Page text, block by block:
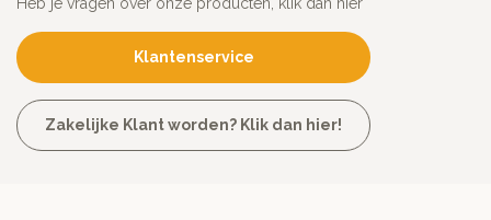
Heb je vragen over onze producten, klik dan hier
Klantenservice
Zakelijke Klant worden? Klik dan hier!